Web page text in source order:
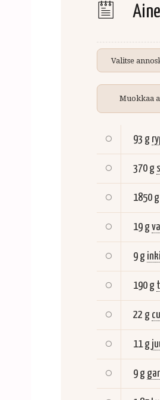
Valitse
Muokkaa
93 g
370 g
1850 g
19 g
9 g
190 g
22 g
11 g
9 g